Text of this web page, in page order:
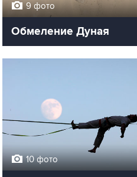
9 фото
Обмеление Дуная
10 фото